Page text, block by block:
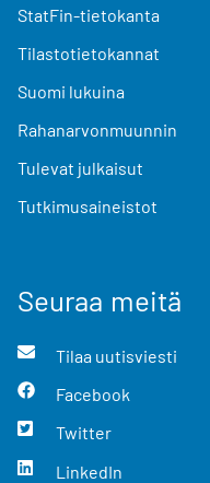
StatFin-tietokanta
Tilastotietokannat
Suomi lukuina
Rahanarvonmuunnin
Tulevat julkaisut
Tutkimusaineistot
Seuraa meitä
Tilaa uutisviesti
Facebook
Twitter
LinkedIn